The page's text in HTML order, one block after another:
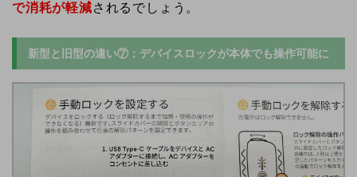
で消耗が軽減されるでしょう。
新型と旧型の違い⑦：デバイスロックが本体でも操作可能に